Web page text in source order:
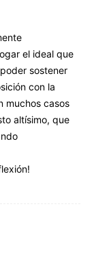
el ideal que
sostener
con la
muchos casos
altísimo, que